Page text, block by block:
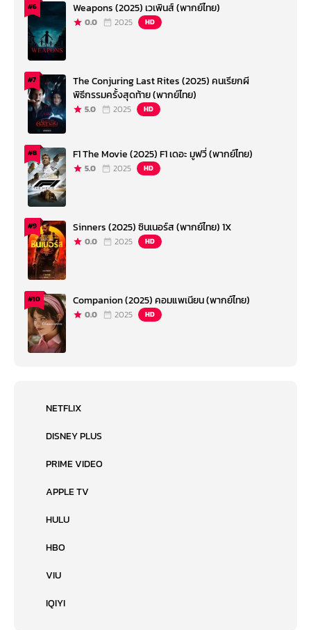
#6 Weapons (2025) เวเพินส์ (พากย์ไทย)
0.0 2025 HD
#7
The Conjuring Last Rites (2025) คนเรียกผี
พิธีกรรมครั้งสุดท้าย (พากย์ไทย)
5.0 2025 HD
#8 F1 The Movie (2025) F1 เดอะ มูฟวี่ (พากย์ไทย)
5.0 2025 HD
#9 Sinners (2025) ซินเนอร์ส (พากย์ไทย) 1X
0.0 2025 HD
#10 Companion (2025) คอมแพเนียน (พากย์ไทย)
0.0 2025 HD
NETFLIX
DISNEY PLUS
PRIME VIDEO
APPLE TV
HULU
HBO
VIU
IQIYI